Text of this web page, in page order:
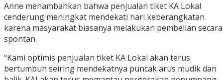
Anne menambahkan bahwa penjualan tiket KA Lokal
cenderung meningkat mendekati hari keberangkatan
karena masyarakat biasanya melakukan pembelian secara
spontan.
“Kami optimis penjualan tiket KA Lokal akan terus
bertumbuh seiring mendekatnya puncak arus mudik dan